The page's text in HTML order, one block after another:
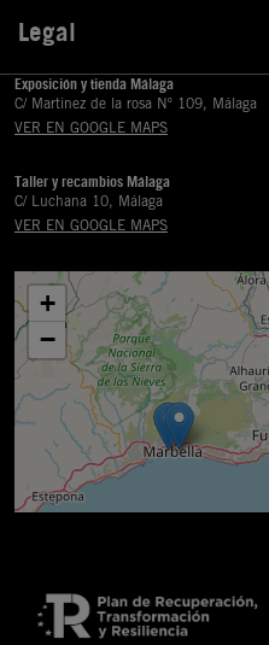
Legal
Exposición y tienda Málaga
C/ Martinez de la rosa Nº 109, Málaga
VER EN GOOGLE MAPS
Taller y recambios Málaga
C/ Luchana 10, Málaga
VER EN GOOGLE MAPS
+
−